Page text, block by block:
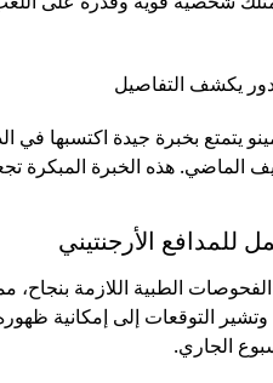
يكشف التفاصيل
يتمتع بخبرة جيدة اكتسبها في
الماضي. هذه الخبرة المبكرة
للمدافع الأرجنتيني
الفحوصات الطبية اللازمة
دورتموند، وتشير التوقعات إلى
الجاري.